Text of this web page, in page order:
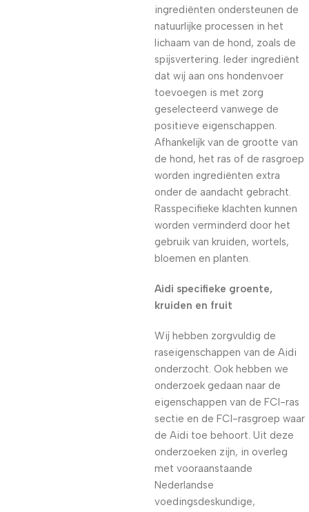
ingrediënten ondersteunen de
natuurlijke processen in het
lichaam van de hond, zoals de
spijsvertering. Ieder ingrediënt
dat wij aan ons hondenvoer
toevoegen is met zorg
geselecteerd vanwege de
positieve eigenschappen.
Afhankelijk van de grootte van
de hond, het ras of de rasgroep
worden ingrediënten extra
onder de aandacht gebracht.
Rasspecifieke klachten kunnen
worden verminderd door het
gebruik van kruiden, wortels,
bloemen en planten.
Aidi specifieke groente,
kruiden en fruit
Wij hebben zorgvuldig de
raseigenschappen van de Aidi
onderzocht. Ook hebben we
onderzoek gedaan naar de
eigenschappen van de FCI-ras
sectie en de FCI-rasgroep waar
de Aidi toe behoort. Uit deze
onderzoeken zijn, in overleg
met vooraanstaande
Nederlandse
voedingsdeskundige,